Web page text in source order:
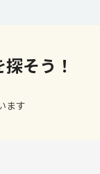
そう！
ます